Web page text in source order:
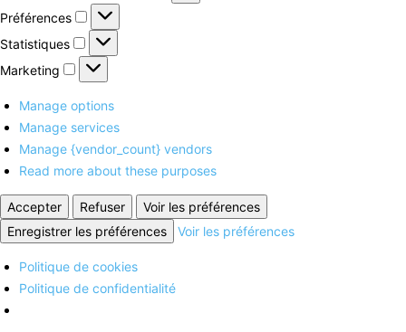
Préférences
Préférences
Statistiques
Statistiques
Marketing
Marketing
Manage options
Manage services
Manage {vendor_count} vendors
Read more about these purposes
Accepter Refuser
Voir les préférences
Enregistrer les préférences
Voir les préférences
Politique de cookies
Politique de confidentialité